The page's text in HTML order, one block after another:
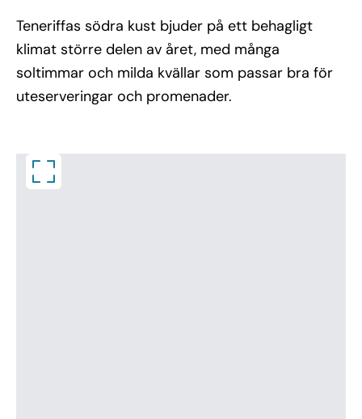
Teneriffas södra kust bjuder på ett behagligt
klimat större delen av året, med många
soltimmar och milda kvällar som passar bra för
uteserveringar och promenader.